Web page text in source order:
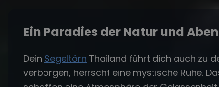
Ein Paradies der Natur und
Dein Segeltörn Thailand führt dich auch zu
verborgen, herrscht eine mystische Ruhe.